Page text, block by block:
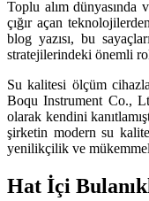
Toplu alım
çığır açan
blog yazısı, bu
stratejilerindeki önemli
Su kalitesi ölçüm
Boqu Instrument Co.,
olarak kendini
şirketin modern su
yenilikçilik ve
Hat İçi